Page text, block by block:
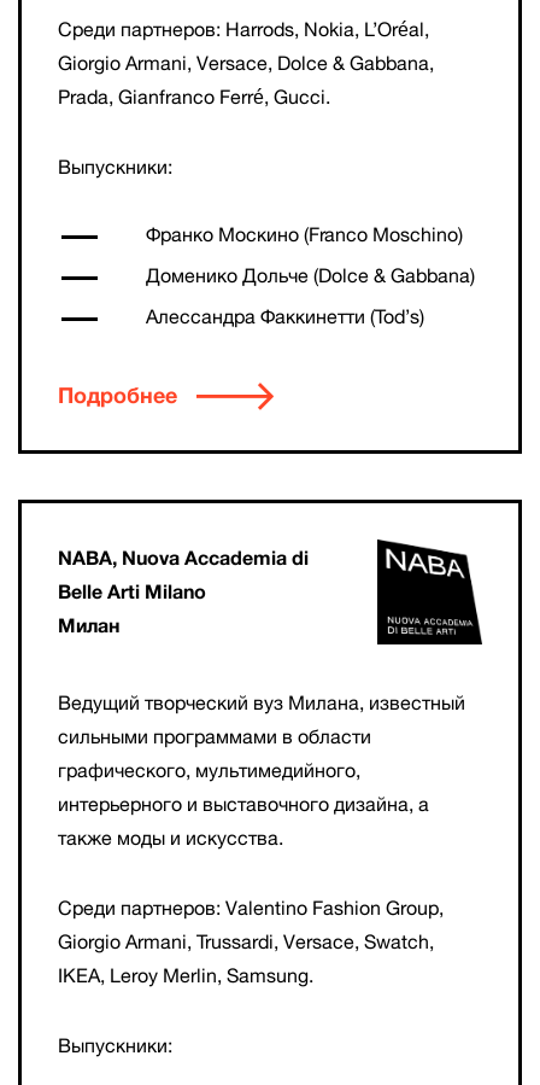
Среди партнеров: Harrods, Nokia, L’Oréal,
Giorgio Armani, Versace, Dolce & Gabbana,
Prada, Gianfranco Ferré, Gucci.
Выпускники:
Франко Москино (Franco Moschino)
Доменико Дольче (Dolce & Gabbana)
Алессандра Факкинетти (Tod’s)
Подробнее
NABA, Nuova Accademia di
Belle Arti Milano
Милан
Ведущий творческий вуз Милана, известный
сильными программами в области
графического, мультимедийного,
интерьерного и выставочного дизайна, а
также моды и искусства.
Среди партнеров: Valentino Fashion Group,
Giorgio Armani, Trussardi, Versace, Swatch,
IKEA, Leroy Merlin, Samsung.
Выпускники: